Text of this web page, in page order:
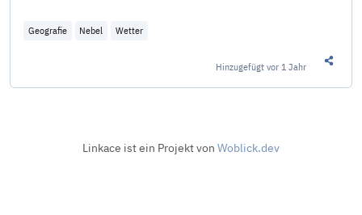
Geografie Nebel Wetter
Hinzugefügtvor 1 Jahr
Linkace ist ein Projekt von Woblick.dev